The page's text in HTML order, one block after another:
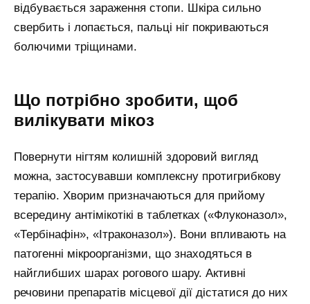
відбувається зараження стопи. Шкіра сильно
свербить і лопається, пальці ніг покриваються
болючими тріщинами.
Що потрібно зробити, щоб
вилікувати мікоз
Повернути нігтям колишній здоровий вигляд
можна, застосувавши комплексну протигрибкову
терапію. Хворим призначаються для прийому
всередину антімікотікі в таблетках («Флуконазол»,
«Тербінафін», «Ітраконазол»). Вони впливають на
патогенні мікроорганізми, що знаходяться в
найглибших шарах рогового шару. Активні
речовини препаратів місцевої дії дістатися до них